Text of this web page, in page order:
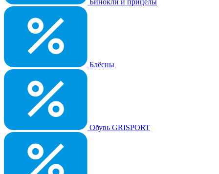
Бинокли и прицелы
Блёсны
Обувь GRISPORT